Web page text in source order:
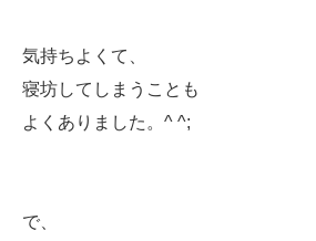
気持ちよくて、
寝坊してしまうことも
よくありました。^ ^;
で、